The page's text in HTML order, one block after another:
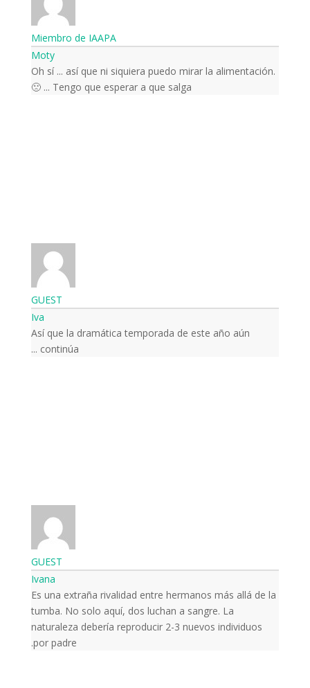
Miembro de IAAPA
Moty
Oh sí ... así que ni siquiera puedo mirar la alimentación.
Tengo que esperar a que salga ... 🙁
GUEST
Iva
Así que la dramática temporada de este año aún
continúa ...
GUEST
Ivana
Es una extraña rivalidad entre hermanos más allá de la
tumba. No solo aquí, dos luchan a sangre. La
naturaleza debería reproducir 2-3 nuevos individuos
por padre.